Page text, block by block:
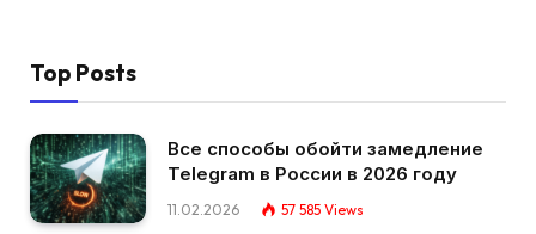
Top Posts
Все способы обойти замедление
Telegram в России в 2026 году
11.02.2026 57 585 Views